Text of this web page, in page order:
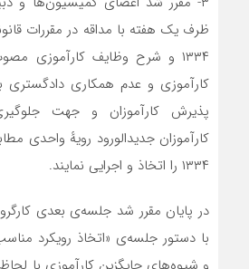
ظرف یک هفته با مداقه در مقررات
۱۳۳۴ و شرح وظایف کارآموزی
کارآموزی و عدم همکاری
پذیرش کارآموزان و جهت
کارآموزان جدید‌الورود رویهٔ واحدی
۱۳۳۴ را اتخاذ و اجرایی نمایند‌.
در پایان مقرر شد جلسه‌ی بعدی
با دستور جلسه‌ی «اتخاذ رویکرد